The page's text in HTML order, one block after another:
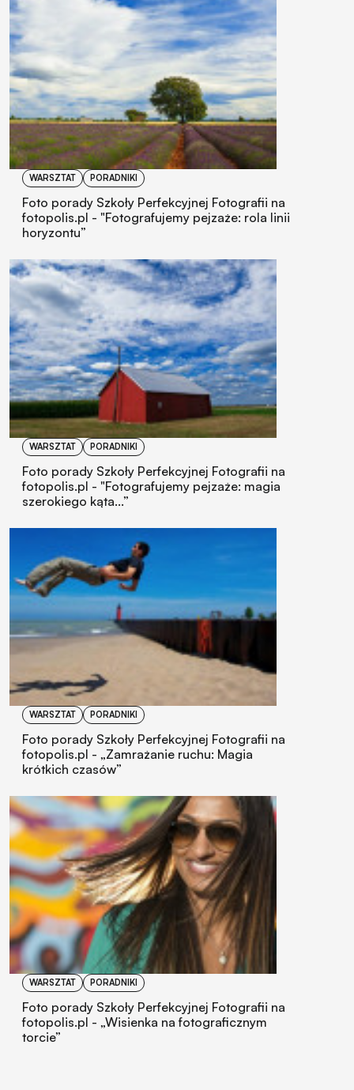
WARSZTAT PORADNIKI
Foto porady Szkoły Perfekcyjnej Fotografii na
fotopolis.pl - "Fotografujemy pejzaże: rola linii
horyzontu”
WARSZTAT PORADNIKI
Foto porady Szkoły Perfekcyjnej Fotografii na
fotopolis.pl - "Fotografujemy pejzaże: magia
szerokiego kąta...”
WARSZTAT PORADNIKI
Foto porady Szkoły Perfekcyjnej Fotografii na
fotopolis.pl - „Zamrażanie ruchu: Magia
krótkich czasów”
WARSZTAT PORADNIKI
Foto porady Szkoły Perfekcyjnej Fotografii na
fotopolis.pl - „Wisienka na fotograficznym
torcie”